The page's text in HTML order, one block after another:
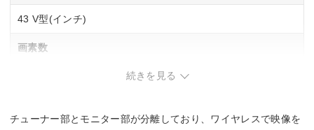
43 V型(インチ)
画素数
続きを見る
チューナー部とモニター部が分離しており、ワイヤレスで映像を